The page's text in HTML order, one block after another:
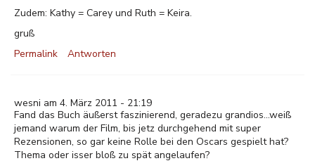
Zudem: Kathy = Carey und Ruth = Keira.
gruß
Permalink
Antworten
wesni am 4. März 2011 - 21:19
Fand das Buch äußerst faszinierend, geradezu grandios...weiß
jemand warum der Film, bis jetz durchgehend mit super
Rezensionen, so gar keine Rolle bei den Oscars gespielt hat?
Thema oder isser bloß zu spät angelaufen?